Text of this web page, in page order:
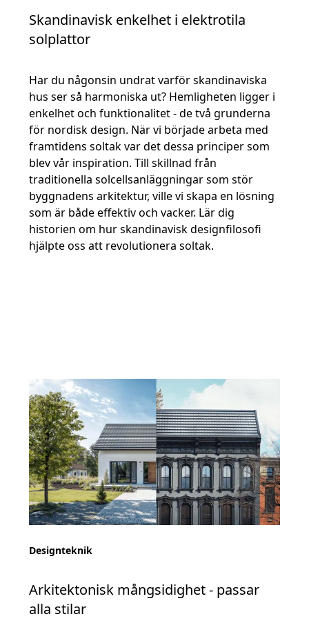
Skandinavisk enkelhet i elektrotila
solplattor
Har du någonsin undrat varför skandinaviska
hus ser så harmoniska ut? Hemligheten ligger i
enkelhet och funktionalitet - de två grunderna
för nordisk design. När vi började arbeta med
framtidens soltak var det dessa principer som
blev vår inspiration. Till skillnad från
traditionella solcellsanläggningar som stör
byggnadens arkitektur, ville vi skapa en lösning
som är både effektiv och vacker. Lär dig
historien om hur skandinavisk designfilosofi
hjälpte oss att revolutionera soltak.
Designteknik
Arkitektonisk mångsidighet - passar
alla stilar